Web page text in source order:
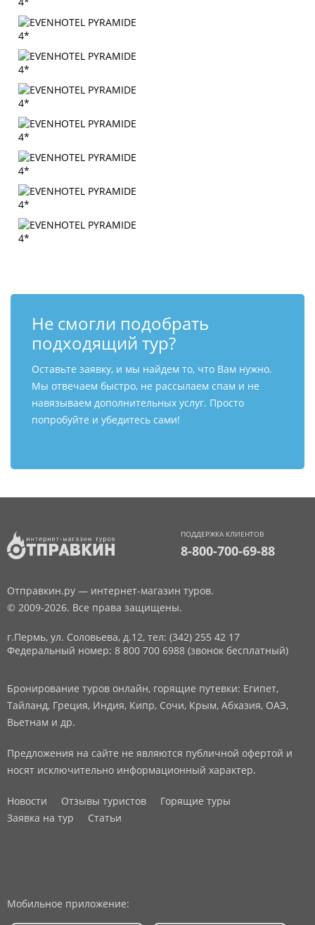
Не смогли подобрать
подходящий тур?
Оставьте заявку, и мы найдем то, что Вам нужно.
Мы отвечаем быстро, не рассылаем спам и не
навязываем дополнительных услуг. Просто
попробуйте и убедитесь сами!
ПОДДЕРЖКА КЛИЕНТОВ
8-800-700-69-88
Отправкин.ру — интернет-магазин туров.
© 2009-2026. Все права защищены.
г.Пермь, ул. Соловьева, д.12, тел: (342) 255 42 17
Федеральный номер: 8 800 700 6988 (звонок бесплатный)
Бронирование туров онлайн, горящие путевки: Египет,
Тайланд, Греция, Индия, Кипр, Сочи, Крым, Абхазия, ОАЭ,
Вьетнам и др.
Предложения на сайте не являются публичной офертой и
носят исключительно информационный характер.
Новости Отзывы туристов
Горящие туры
Заявка на тур
Статьи
Мобильное приложение: